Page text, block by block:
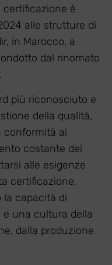
è
alle strutture di
in Marocco, a
dal rinomato
più riconosciuto e
della qualità,
conformità ai
costante dei
alle esigenze
certificazione,
la capacità di
una cultura della
dalla produzione